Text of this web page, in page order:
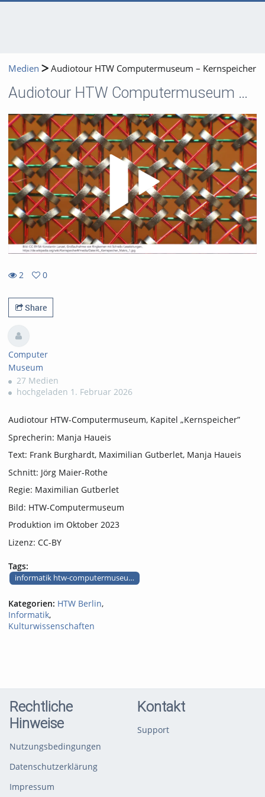
Medien Audiotour HTW Computermuseum – Kernspeicher
Audiotour HTW Computermuseum – Kernspeicher
2
views
0
favorites
Share
Computer
Museum
27 Medien
hochgeladen 1. Februar 2026
Audiotour HTW-Computermuseum, Kapitel „Kernspeicher”
Sprecherin: Manja Haueis
Text: Frank Burghardt, Maximilian Gutberlet, Manja Haueis
Schnitt: Jörg Maier-Rothe
Regie: Maximilian Gutberlet
Bild: HTW-Computermuseum
Produktion im Oktober 2023
Lizenz: CC-BY
Tags:
informatik htw-computermuseum kernspeicher
Kategorien: HTW Berlin,
Informatik,
Kulturwissenschaften
Rechtliche
Hinweise
Nutzungsbedingungen
Datenschutzerklärung
Impressum
Kontakt
Support